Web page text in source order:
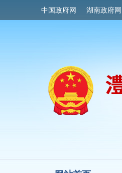
中国政府网 湖南政府网